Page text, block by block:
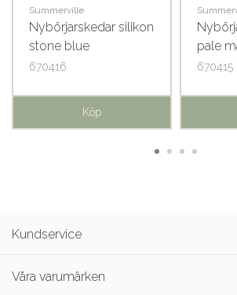
Summerville
Nybörjarskedar silikon
stone blue
670416
Köp
pale
670415
Kundservice
Våra varumärken